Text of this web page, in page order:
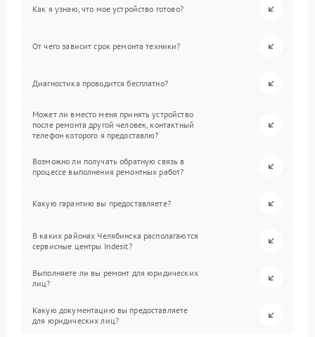
Как я узнаю, что мое устройство готово?
От чего зависит срок ремонта техники?
Диагностика проводится бесплатно?
Может ли вместо меня принять устройство
после ремонта другой человек, контактный
телефон которого я предоставлю?
Возможно ли получать обратную связь в
процессе выполнения ремонтных работ?
Какую гарантию вы предоставляете?
В каких районах Челябинска располагаются
сервисные центры Indesit?
Выполняете ли вы ремонт для юридических
лиц?
Какую документацию вы предоставляете
для юридических лиц?